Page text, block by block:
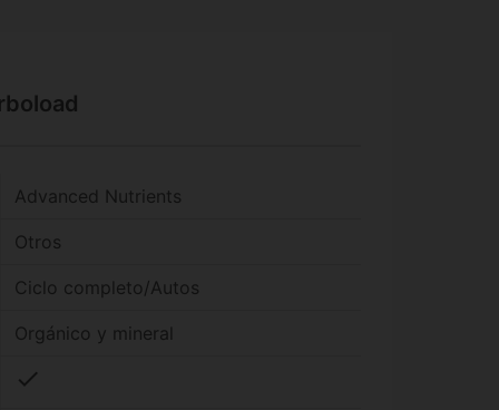
Advanced Nutrients
Otros
Ciclo completo/Autos
Orgánico y mineral
check